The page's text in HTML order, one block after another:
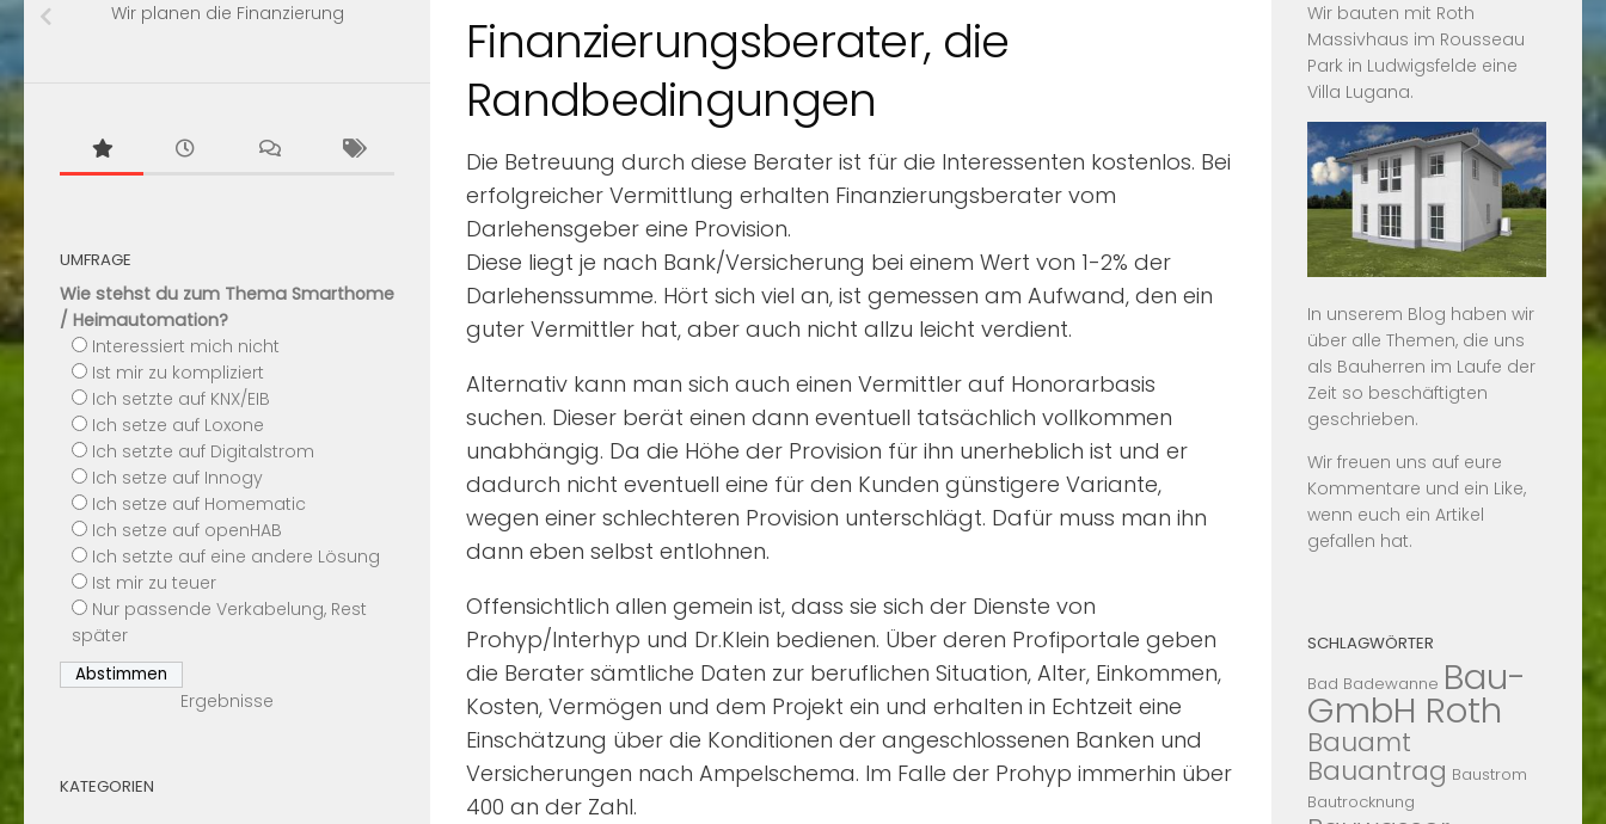
Finanzierungsberater, die
Randbedingungen
Die Betreuung durch diese Berater ist für die Interessenten kostenlos. Bei
erfolgreicher Vermittlung erhalten Finanzierungsberater vom
Darlehensgeber eine Provision.
Diese liegt je nach Bank/Versicherung bei einem Wert von 1-2% der
Darlehenssumme. Hört sich viel an, ist gemessen am Aufwand, den ein
guter Vermittler hat, aber auch nicht allzu leicht verdient.
Alternativ kann man sich auch einen Vermittler auf Honorarbasis
suchen. Dieser berät einen dann eventuell tatsächlich vollkommen
unabhängig. Da die Höhe der Provision für ihn unerheblich ist und er
dadurch nicht eventuell eine für den Kunden günstigere Variante,
wegen einer schlechteren Provision unterschlägt. Dafür muss man ihn
dann eben selbst entlohnen.
Offensichtlich allen gemein ist, dass sie sich der Dienste von
Prohyp/Interhyp und Dr.Klein bedienen. Über deren Profiportale geben
die Berater sämtliche Daten zur beruflichen Situation, Alter, Einkommen,
Kosten, Vermögen und dem Projekt ein und erhalten in Echtzeit eine
Einschätzung über die Konditionen der angeschlossenen Banken und
Versicherungen nach Ampelschema. Im Falle der Prohyp immerhin über
400 an der Zahl.
Wir planen die Finanzierung
UMFRAGE
Wie stehst du zum Thema Smarthome
/ Heimautomation?
Interessiert mich nicht
Ist mir zu kompliziert
Ich setzte auf KNX/EIB
Ich setze auf Loxone
Ich setzte auf Digitalstrom
Ich setze auf Innogy
Ich setze auf Homematic
Ich setze auf openHAB
Ich setzte auf eine andere Lösung
Ist mir zu teuer
Nur passende Verkabelung, Rest
später
Ergebnisse
KATEGORIEN
Wir bauten mit Roth
Massivhaus im Rousseau
Park in Ludwigsfelde eine
Villa Lugana.
In unserem Blog haben wir
über alle Themen, die uns
als Bauherren im Laufe der
Zeit so beschäftigten
geschrieben.
Wir freuen uns auf eure
Kommentare und ein Like,
wenn euch ein Artikel
gefallen hat.
SCHLAGWÖRTER
Bad Badewanne Bau-
GmbH Roth
Bauamt
Bauantrag Baustrom
Bautrocknung